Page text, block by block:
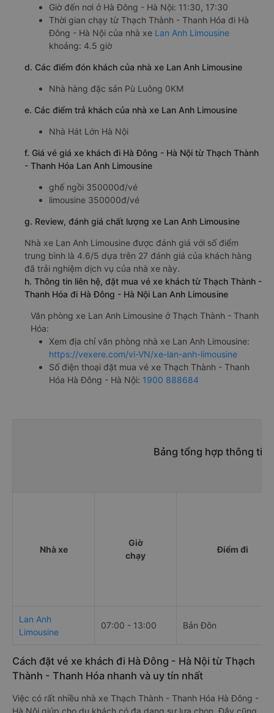
Giờ đến nơi ở Hà Đông - Hà Nội: 11:30, 17:30
Thời gian chạy từ Thạch Thành - Thanh Hóa đi Hà
Đông - Hà Nội của nhà xe Lan Anh Limousine
khoảng: 4.5 giờ
d. Các điểm đón khách của nhà xe Lan Anh Limousine
Nhà hàng đặc sản Pù Luông 0KM
e. Các điểm trả khách của nhà xe Lan Anh Limousine
Nhà Hát Lớn Hà Nội
f. Giá vé giá xe khách đi Hà Đông - Hà Nội từ Thạch Thành
- Thanh Hóa Lan Anh Limousine
ghế ngồi 350000đ/vé
limousine 350000đ/vé
g. Review, đánh giá chất lượng xe Lan Anh Limousine
Nhà xe Lan Anh Limousine được đánh giá với số điểm
trung bình là 4.6/5 dựa trên 27 đánh giá của khách hàng
đã trải nghiệm dịch vụ của nhà xe này.
h. Thông tin liên hệ, đặt mua vé xe khách từ Thạch Thành -
Thanh Hóa đi Hà Đông - Hà Nội Lan Anh Limousine
Văn phòng xe Lan Anh Limousine ở Thạch Thành - Thanh
Hóa:
Xem địa chỉ văn phòng nhà xe Lan Anh Limousine:
https://vexere.com/vi-VN/xe-lan-anh-limousine
Số điện thoại đặt mua vé xe Thạch Thành - Thanh
Hóa Hà Đông - Hà Nội: 1900 888684
Bảng tổng hợp thông tin
Nhà xe
Giờ
chạy
Điểm đi
Lan Anh
Limousine
07:00 - 13:00 Bản Đôn
Cách đặt vé xe khách đi Hà Đông - Hà Nội từ Thạch
Thành - Thanh Hóa nhanh và uy tín nhất
Việc có rất nhiều nhà xe Thạch Thành - Thanh Hóa Hà Đông -
Hà Nội giúp cho du khách có đa dạng sự lựa chọn. Đây cũng